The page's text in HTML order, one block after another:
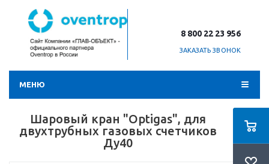
8 800 22 23 956
ЗАКАЗАТЬ ЗВОНОК
МЕНЮ
Шаровый кран "Optigas", для
двухтрубных газовых счетчиков
Ду40